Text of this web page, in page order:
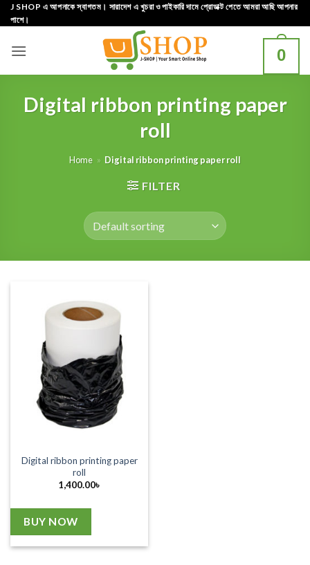
Skip
to
J SHOP এ আপনাকে স্বাগতম। সারাদেশ এ খুচরা ও পাইকারি দামে প্রোডাক্ট পেতে আমরা আছি আপনার
পাশে।
0
Digital ribbon printing paper
roll
Home » Digital ribbon printing paper roll
FILTER
Digital ribbon printing paper
roll
1,400.00৳
BUY NOW